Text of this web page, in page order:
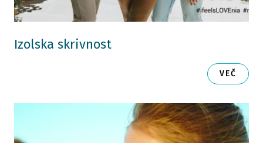
Izolska skrivnost
VEČ